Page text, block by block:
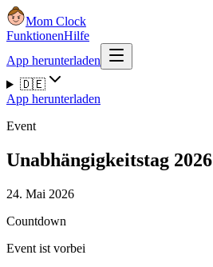
Mom Clock
FunktionenHilfe
App herunterladen
🇩🇪
App herunterladen
Event
Unabhängigkeitstag 2026
24. Mai 2026
Countdown
Event ist vorbei